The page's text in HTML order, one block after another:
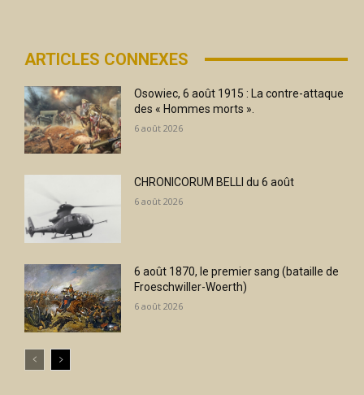
ARTICLES CONNEXES
Osowiec, 6 août 1915 : La contre-attaque
des « Hommes morts ».
6 août 2026
CHRONICORUM BELLI du 6 août
6 août 2026
6 août 1870, le premier sang (bataille de
Froeschwiller-Woerth)
6 août 2026